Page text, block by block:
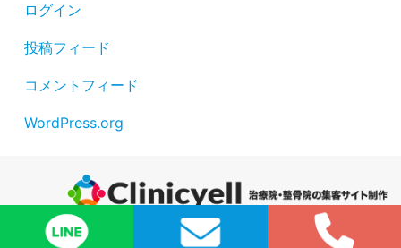
ログイン
投稿フィード
コメントフィード
WordPress.org